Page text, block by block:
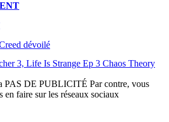
dévoilé
3, Life Is Strange Ep 3 Chaos Theory
PAS DE PUBLICITÉ Par contre, vous
en faire sur les réseaux sociaux